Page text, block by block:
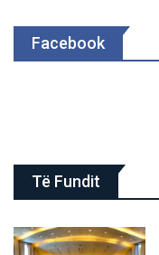
Facebook
Të Fundit